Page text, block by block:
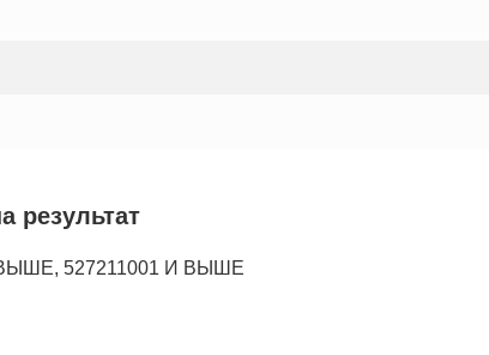
результат
ВЫШЕ, 527211001 И ВЫШЕ